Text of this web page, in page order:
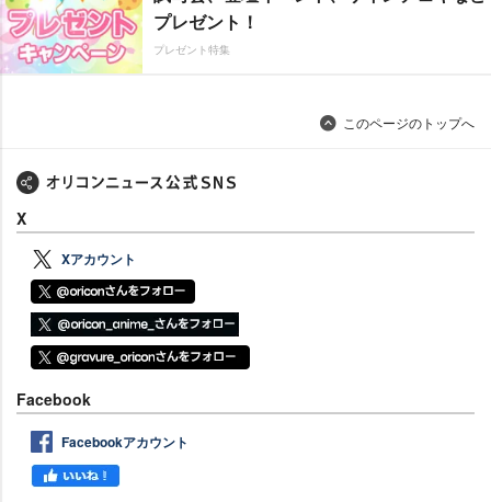
プレゼント！
プレゼント特集
このページのトップへ
X
Xアカウント
Facebook
Facebookアカウント